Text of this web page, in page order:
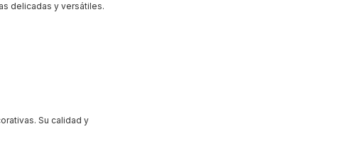
delicadas y versátiles.
Su calidad y